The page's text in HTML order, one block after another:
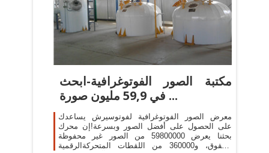
مكتبة الصور الفوتوغرافية-ابحث
في 59,9 مليون صورة ...
معرض الصور الفوتوغرافية لفوتوسيرش يساعدك
على الحصول على أفضل الصور وبسرعة!إن محرك
بحثنا يعرض 59800000 من الصور غير محفوظة
الحقوق، و360000 من اللقطات المتحركةالرقمية